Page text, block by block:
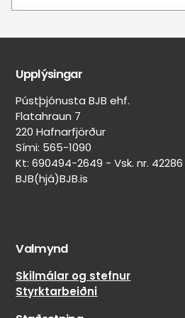
Upplýsingar
Pústþjónusta BJB ehf.
Flatahraun 7
220 Hafnarfjörður
Sími: 565-1090
Kt: 690494-2649 - Vsk. nr. 42286
BJB(hjá)BJB.is
Valmynd
Skilmálar og stefnur
Styrktarbeiðni